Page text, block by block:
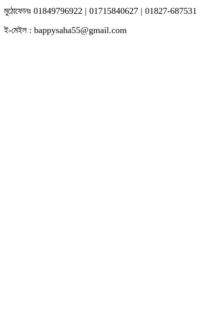
মুঠোফোনঃ 01849796922 | 01715840627 | 01827-687531
ই-মেইল : bappysaha55@gmail.com